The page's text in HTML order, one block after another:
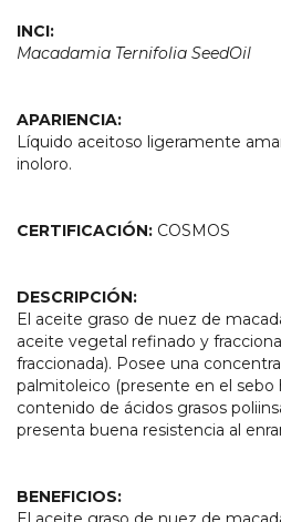
INCI:
Macadamia Ternifolia SeedOil
APARIENCIA:
Líquido aceitoso ligeramente
inoloro.
CERTIFICACIÓN: COSMOS
DESCRIPCIÓN:
El aceite graso de nuez de
aceite vegetal refinado y
fraccionada). Posee una
palmitoleico (presente en el sebo
contenido de ácidos grasos
presenta buena resistencia al
BENEFICIOS: